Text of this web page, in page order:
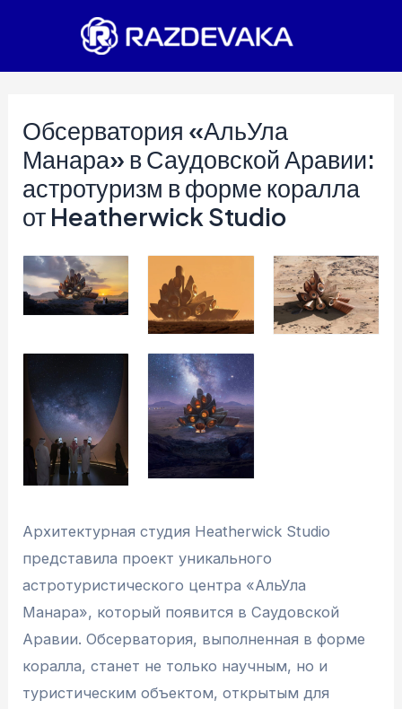
Обсерватория «АльУла
Манара» в Саудовской Аравии:
астротуризм в форме коралла
от Heatherwick Studio
Архитектурная студия Heatherwick Studio
представила проект уникального
астротуристического центра «АльУла
Манара», который появится в Саудовской
Аравии. Обсерватория, выполненная в форме
коралла, станет не только научным, но и
туристическим объектом, открытым для